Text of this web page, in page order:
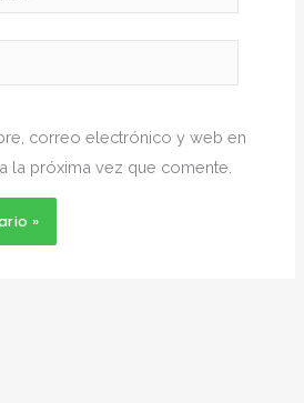
correo electrónico y web en
la próxima vez que comente.